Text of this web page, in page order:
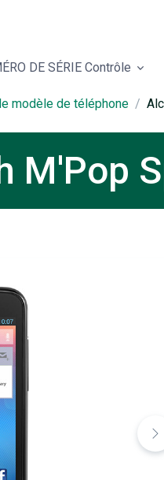
DE SÉRIE Contrôle
modèle de téléphone
M'Pop